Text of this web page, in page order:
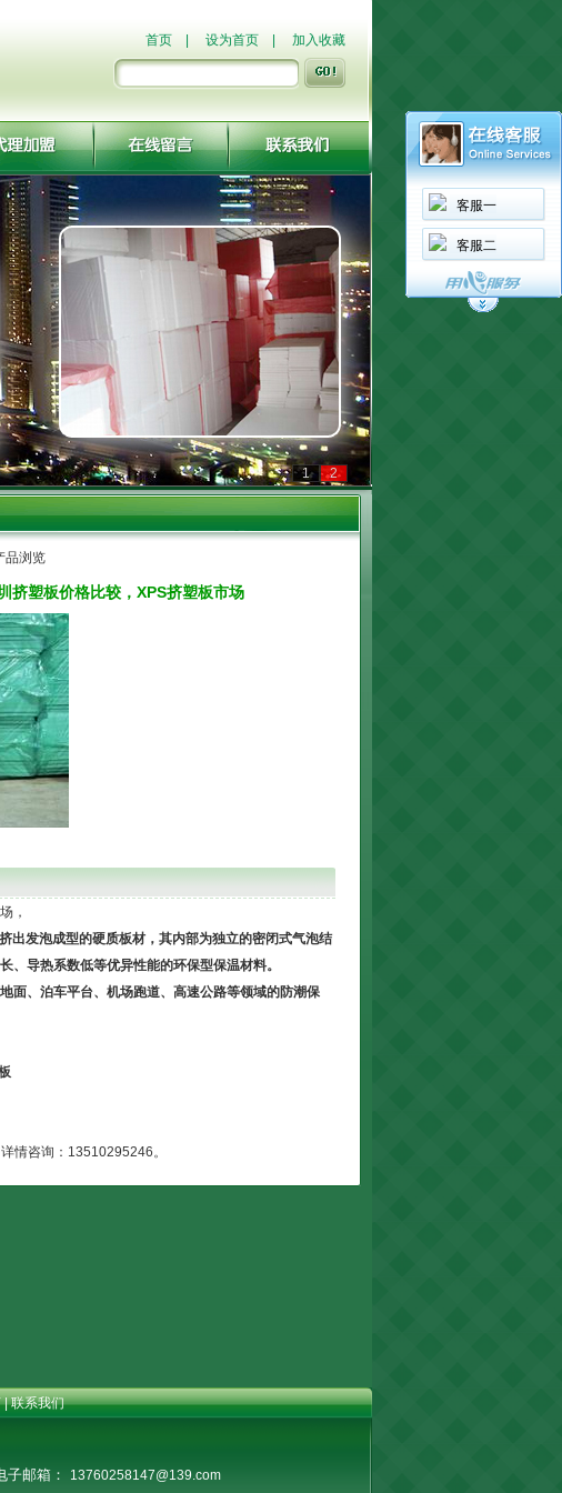
客服一
客服二
首页| 设为首页| 加入收藏
1 2
品浏览
挤塑板价格比较，XPS挤塑板市场
，
出发泡成型的硬质板材，其内部为独立的密闭式气泡结
导热系数低等优异性能的环保型保温材料。
面、泊车平台、机场跑道、高速公路等领域的防潮保
详情咨询：13510295246。
|联系我们
邮箱： 13760258147@139.com